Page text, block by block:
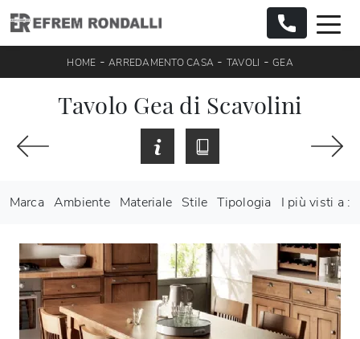
HOME - ARREDAMENTO CASA - TAVOLI - GEA
Tavolo Gea di Scavolini
Marca Ambiente Materiale Stile Tipologia I più visti a :